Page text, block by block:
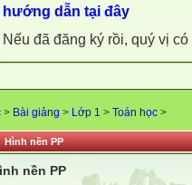
hướng dẫn tại đây
Nếu đã đăng ký rồi, quý vị
> Bài giảng > Lớp 1 > Toán học >
Hình nền PP
nền PP